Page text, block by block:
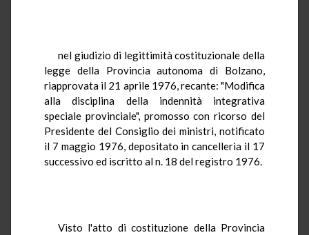
nel giudizio di legittimità costituzionale della
legge della Provincia autonoma di Bolzano,
riapprovata il 21 aprile 1976, recante: "Modifica
alla disciplina della indennità integrativa
speciale provinciale", promosso con ricorso del
Presidente del Consiglio dei ministri, notificato
il 7 maggio 1976, depositato in cancelleria il 17
successivo ed iscritto al n. 18 del registro 1976.
Visto l'atto di costituzione della Provincia